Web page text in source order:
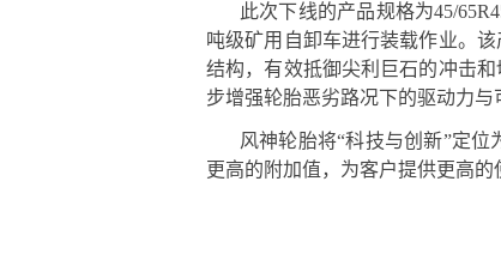
此次下线的产品规格为45/
吨级矿用自卸车进行装载作业。
结构，有效抵御尖利巨石的冲击
步增强轮胎恶劣路况下的驱动力与
风神轮胎将“科技与创新”定
更高的附加值，为客户提供更高的